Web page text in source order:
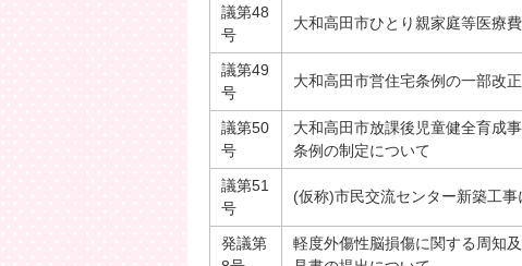
議第48
号
大和高田市ひとり親家庭等医療
議第49
号
大和高田市営住宅条例の一部改
議第50
号
大和高田市放課後児童健全育成
条例の制定について
議第51
号
(仮称)市民交流センター新築工
発議第
軽度外傷性脳損傷に関する周知